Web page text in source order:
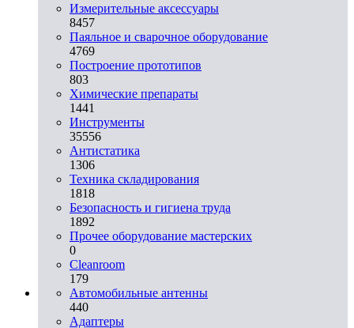
Измерительные аксессуары
8457
Паяльное и сварочное оборудование
4769
Построение прототипов
803
Химические препараты
1441
Инструменты
35556
Aнтистатика
1306
Техника складирования
1818
Безопасность и гигиена труда
1892
Прочее оборудование мастерских
0
Cleanroom
179
Автомобильные антенны
440
Адаптеры